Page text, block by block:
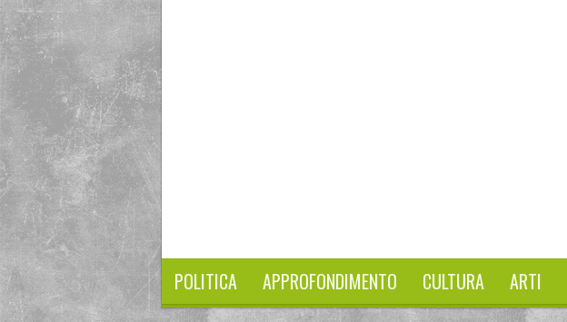
POLITICA APPROFONDIMENTO CULTURA ARTI